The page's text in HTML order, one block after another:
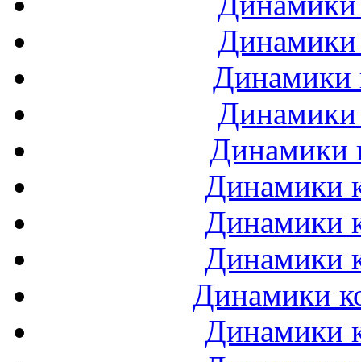
Динамики
Динамики
Динамики
Динамики
Динамики
Динамики
Динамики
Динамики
Динамики